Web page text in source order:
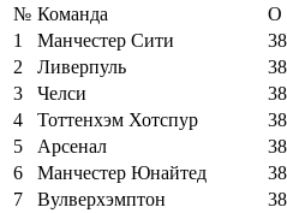
№ Команда О
1
Манчестер Сити 38
2
Ливерпуль 38
3
Челси 38
4
Тоттенхэм Хотспур 38
5
Арсенал 38
6
Манчестер Юнайтед 38
7
Вулверхэмптон 38